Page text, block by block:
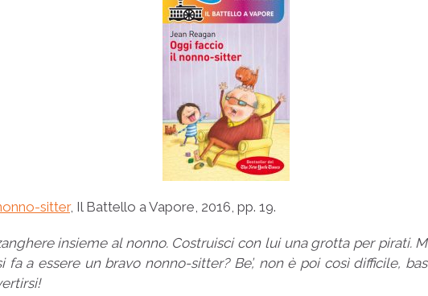
sitter, Il Battello a Vapore, 2016, pp. 19.
insieme al nonno. Costruisci con lui una grotta per pirati.
fa a essere un bravo nonno-sitter? Be’, non è poi così difficile,